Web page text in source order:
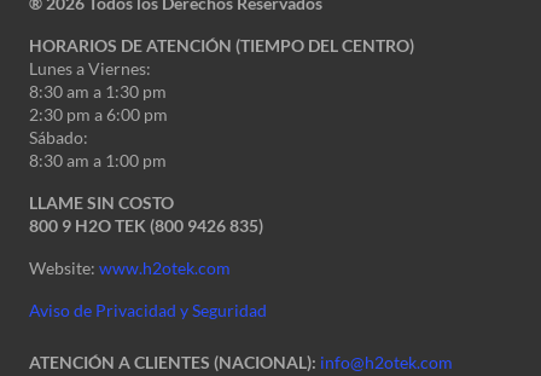
HORARIOS DE ATENCIÓN (TIEMPO DEL CENTRO)
Lunes a Viernes:
8:30 am a 1:30 pm
2:30 pm a 6:00 pm
Sábado:
8:30 am a 1:00 pm
LLAME SIN COSTO
800 9 H2O TEK (800 9426 835)
Website: www.h2otek.com
Aviso de Privacidad y Seguridad
ATENCIÓN A CLIENTES (NACIONAL): info@h2otek.com